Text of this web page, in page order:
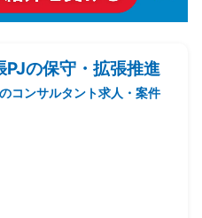
の保守・拡張推進
のコンサルタント求人・案件